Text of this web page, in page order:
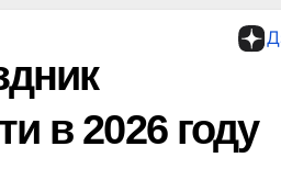
в 2026 году